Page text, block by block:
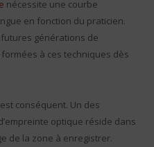
nécessite une courbe
en fonction du praticien.
générations de
à ces techniques dès
conséquent. Un des
optique réside dans
de la zone à enregistrer.